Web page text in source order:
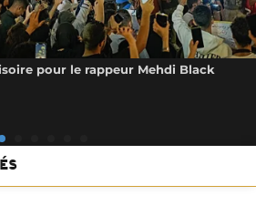
pour le rappeur Mehdi Black